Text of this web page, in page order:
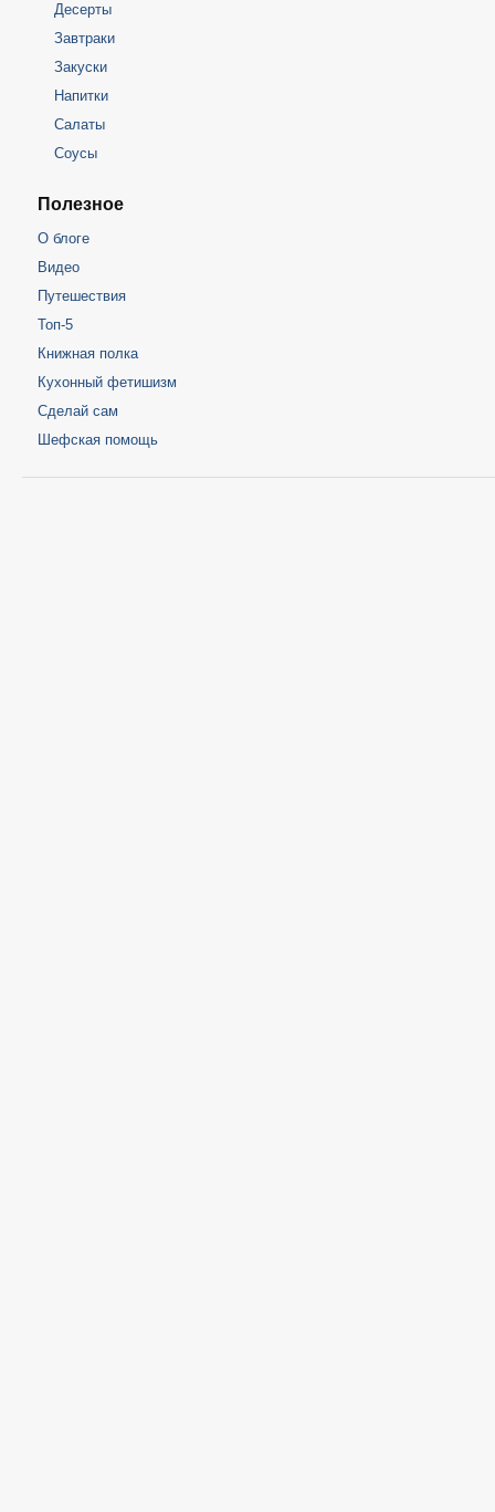
Десерты
Завтраки
Закуски
Напитки
Салаты
Соусы
Полезное
О блоге
Видео
Путешествия
Топ-5
Книжная полка
Кухонный фетишизм
Сделай сам
Шефская помощь